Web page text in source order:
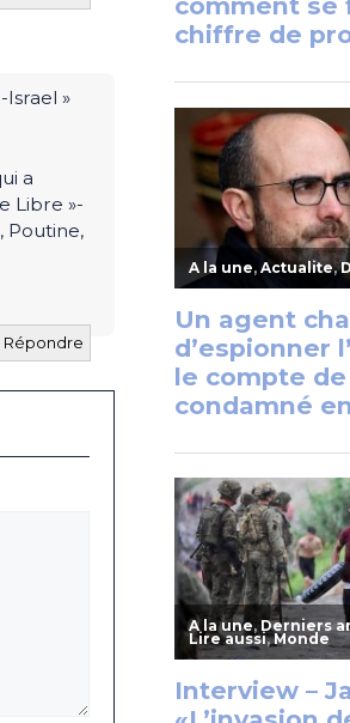
Israel »
a
Libre »-
Poutine,
Répondre